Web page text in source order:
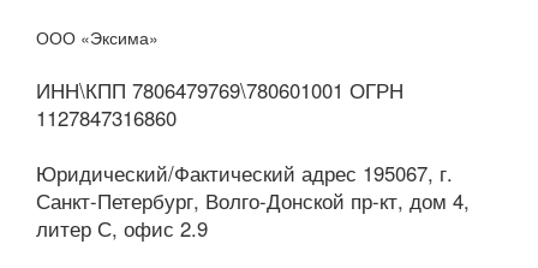
ООО «Эксима»
ИНН\КПП 7806479769\780601001 ОГРН
1127847316860
Юридический/Фактический адрес 195067, г.
Санкт-Петербург, Волго-Донской пр-кт, дом 4,
литер С, офис 2.9